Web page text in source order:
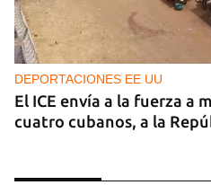
DEPORTACIONES EE UU
El ICE envía a la fuerza a
cuatro cubanos, a la